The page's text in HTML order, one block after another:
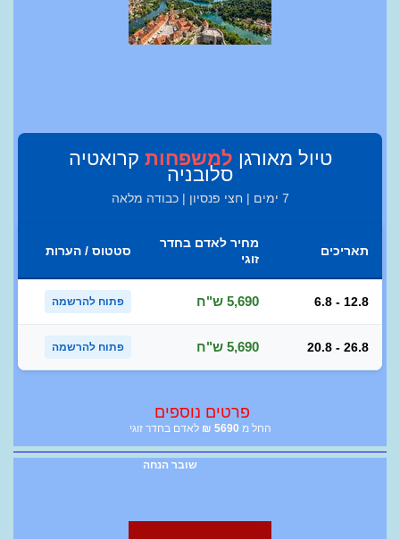
טיול מאורגן למשפחות קרואטיה
סלובניה
7 ימים | חצי פנסיון | כבודה מלאה
תאריכים
מחיר לאדם בחדר
זוגי
סטטוס / הערות
6.8 - 12.8 5,690 ש"ח פתוח להרשמה
20.8 - 26.8 5,690 ש"ח פתוח להרשמה
פרטים נוספים
החל מ 5690
₪ לאדם בחדר זוגי
שובר הנחה